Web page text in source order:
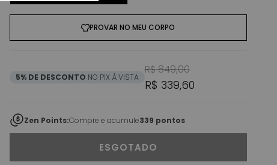
PROVAR NO MEU CORPO
5% DE DESCONTO NO PIX À VISTA
Preço normal
R$ 849,00
R$ 339,60
Zen Points:Compre e acumule339 pontos
ESGOTADO